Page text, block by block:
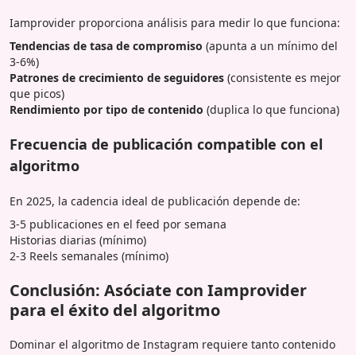
Iamprovider proporciona análisis para medir lo que funciona:
Tendencias de tasa de compromiso (apunta a un mínimo del
3-6%)
Patrones de crecimiento de seguidores (consistente es mejor
que picos)
Rendimiento por tipo de contenido (duplica lo que funciona)
Frecuencia de publicación compatible con el
algoritmo
En 2025, la cadencia ideal de publicación depende de:
3-5 publicaciones en el feed por semana
Historias diarias (mínimo)
2-3 Reels semanales (mínimo)
Conclusión: Asóciate con Iamprovider
para el éxito del algoritmo
Dominar el algoritmo de Instagram requiere tanto contenido